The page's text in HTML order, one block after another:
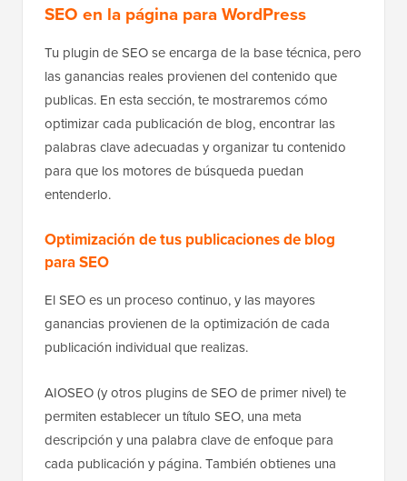
SEO en la página para WordPress
Tu plugin de SEO se encarga de la base técnica, pero
las ganancias reales provienen del contenido que
publicas. En esta sección, te mostraremos cómo
optimizar cada publicación de blog, encontrar las
palabras clave adecuadas y organizar tu contenido
para que los motores de búsqueda puedan
entenderlo.
Optimización de tus publicaciones de blog
para SEO
El SEO es un proceso continuo, y las mayores
ganancias provienen de la optimización de cada
publicación individual que realizas.
AIOSEO (y otros plugins de SEO de primer nivel) te
permiten establecer un título SEO, una meta
descripción y una palabra clave de enfoque para
cada publicación y página. También obtienes una